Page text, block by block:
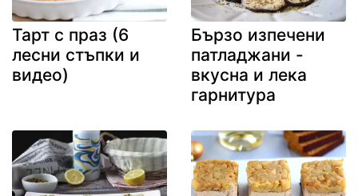
Тарт с праз (6
лесни стъпки и
видео)
Бързо изпечени
патладжани -
вкусна и лека
гарнитура